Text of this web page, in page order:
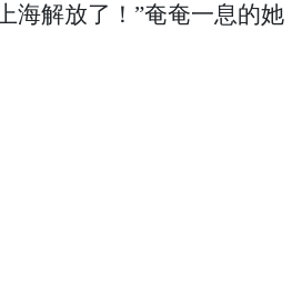
海解放了！”奄奄一息的她